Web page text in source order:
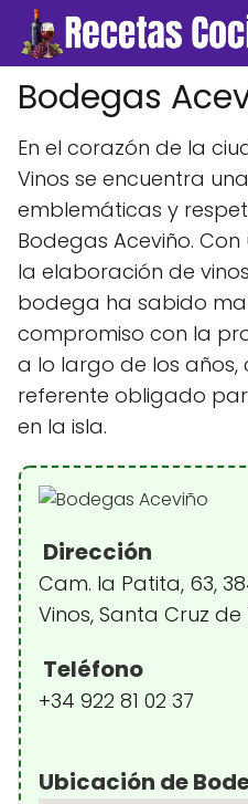
Bodegas
En el corazón de la
Vinos se encuentra
emblemáticas y
Bodegas Aceviño.
la elaboración de
bodega ha sabido
compromiso con la
a lo largo de los años,
referente obligado
en la isla.
Dirección
Cam. la Patita, 63,
Vinos, Santa Cruz de
Teléfono
+34 922 81 02 37
Ubicación de